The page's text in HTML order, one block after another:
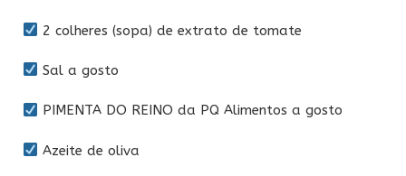
2 colheres (sopa) de extrato de tomate
Sal a gosto
PIMENTA DO REINO da PQ Alimentos a gosto
Azeite de oliva